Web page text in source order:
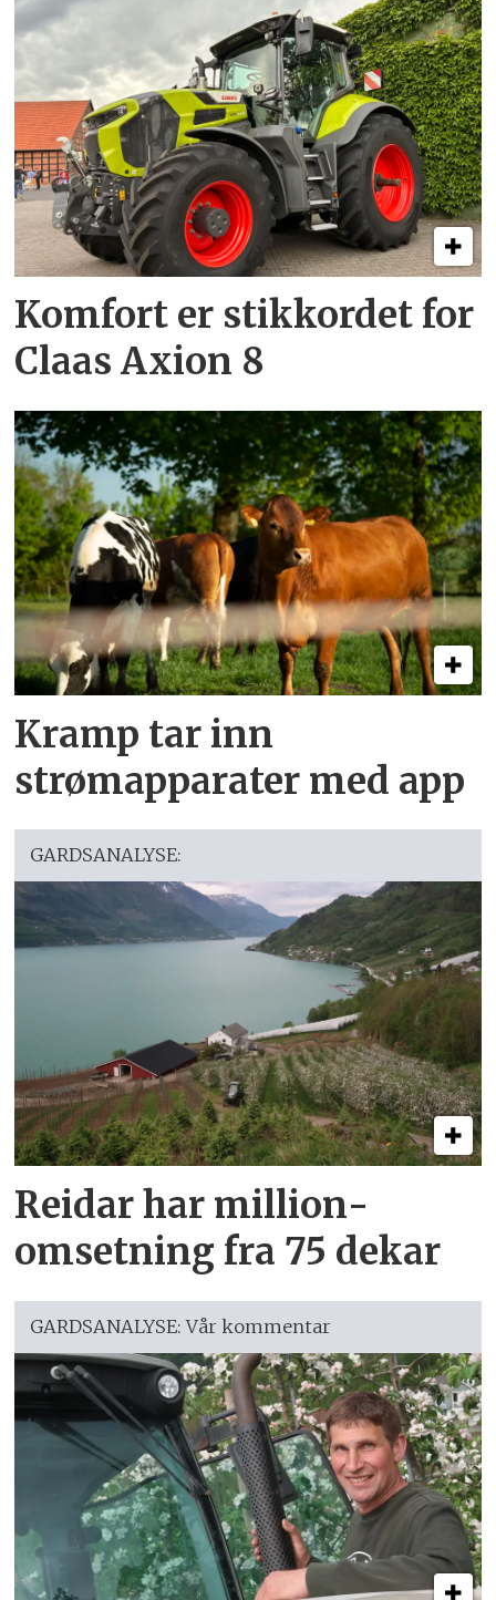
Komfort er stikkordet for
Claas Axion 8
Kramp tar inn
strømapparater med app
GARDSANALYSE:
Reidar har million­
omsetning fra 75 dekar
GARDSANALYSE: Vår kommentar